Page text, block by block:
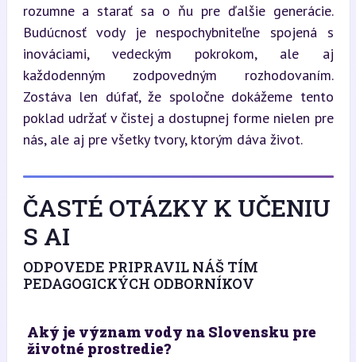
rozumne a starať sa o ňu pre ďalšie generácie.
Budúcnosť vody je nespochybniteľne spojená s
inováciami, vedeckým pokrokom, ale aj
každodenným zodpovedným rozhodovaním.
Zostáva len dúfať, že spoločne dokážeme tento
poklad udržať v čistej a dostupnej forme nielen pre
nás, ale aj pre všetky tvory, ktorým dáva život.
ČASTÉ OTÁZKY K UČENIU
S AI
ODPOVEDE PRIPRAVIL NÁŠ TÍM
PEDAGOGICKÝCH ODBORNÍKOV
Aký je význam vody na Slovensku pre
životné prostredie?